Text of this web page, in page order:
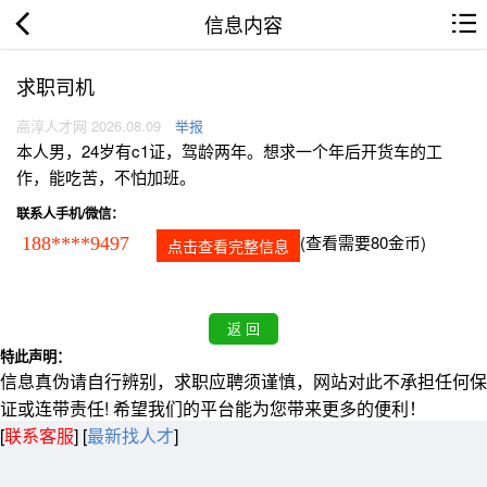
信息内容
求职司机
高淳人才网 2026.08.09 举报
本人男，24岁有c1证，驾龄两年。想求一个年后开货车的工
作，能吃苦，不怕加班。
联系人手机/微信：
188****9497 点击查看完整信息 (查看需要80金币)
特此声明：
信息真伪请自行辨别，求职应聘须谨慎，网站对此不承担任何保
证或连带责任! 希望我们的平台能为您带来更多的便利！
[联系客服] [最新找人才]